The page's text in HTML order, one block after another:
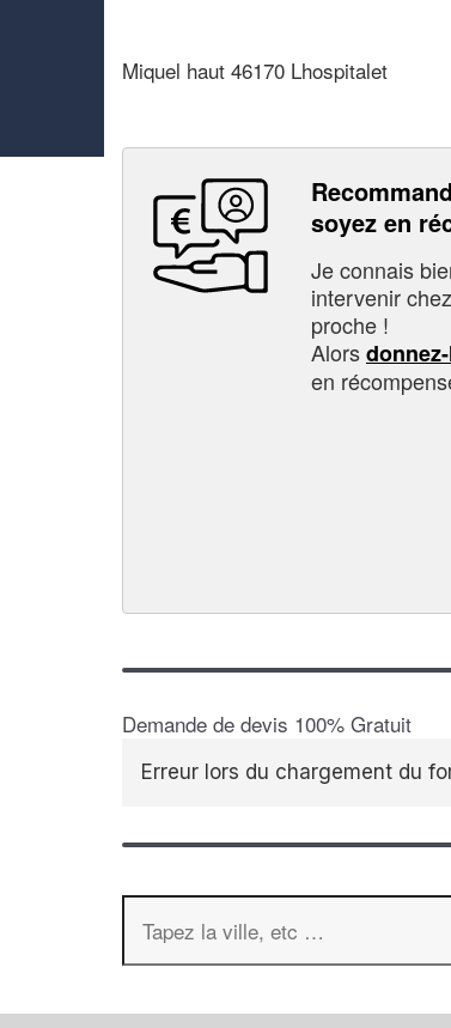
Miquel haut 46170 Lhospitalet
soyez en
Je connais
intervenir
proche !
Alors
en
Demande de devis 100% Gratuit
Erreur lors du chargement du